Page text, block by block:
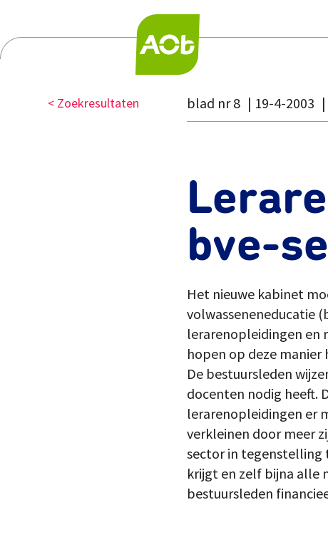
< Zoekresultaten blad nr 8 19-4-2003
bve-
Het nieuwe kabinet
volwasseneneducatie
lerarenopleidingen en
hopen op deze
De bestuursleden
docenten nodig heeft.
lerarenopleidingen er
verkleinen door meer
sector in tegenstelling
krijgt en zelf bijna alle
bestuursleden